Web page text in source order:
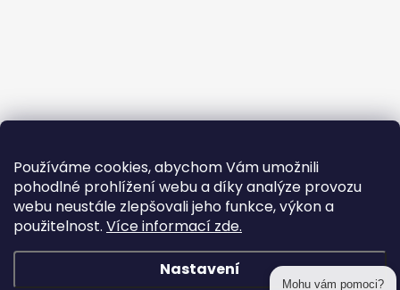
Používáme cookies, abychom Vám umožnili
pohodlné prohlížení webu a díky analýze provozu
webu neustále zlepšovali jeho funkce, výkon a
použitelnost. Více informací zde.
Nastavení
Mohu vám pomoci?